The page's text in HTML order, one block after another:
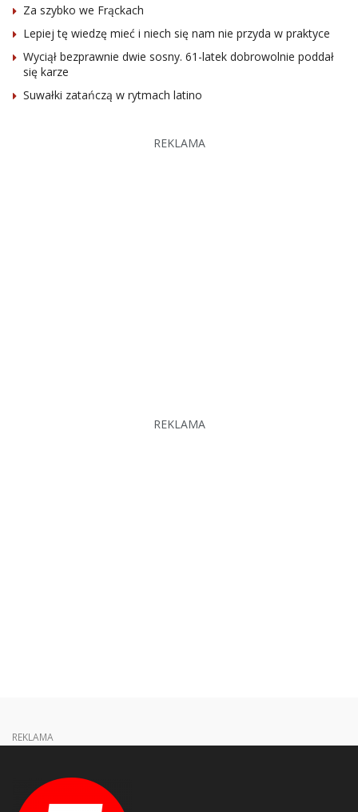
Za szybko we Frąckach
Lepiej tę wiedzę mieć i niech się nam nie przyda w praktyce
Wyciął bezprawnie dwie sosny. 61-latek dobrowolnie poddał
się karze
Suwałki zatańczą w rytmach latino
REKLAMA
REKLAMA
REKLAMA